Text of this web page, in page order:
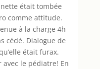
était tombée
comme attitude.
à la charge 4h
cédé. Dialogue de
était furax.
le pédiatre! En